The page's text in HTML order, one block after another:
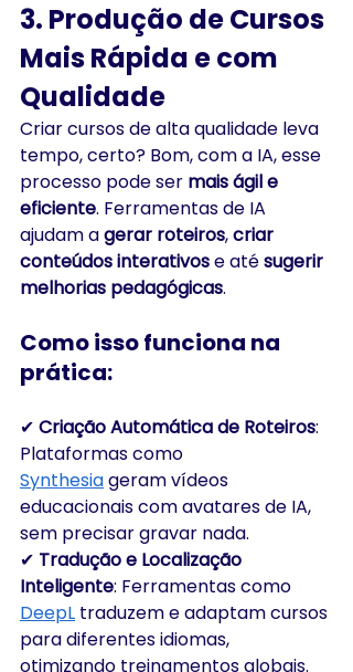
3. Produção de Cursos
Mais Rápida e com
Qualidade
Criar cursos de alta qualidade leva
tempo, certo? Bom, com a IA, esse
processo pode ser mais ágil e
eficiente. Ferramentas de IA
ajudam a gerar roteiros, criar
conteúdos interativos e até sugerir
melhorias pedagógicas.
Como isso funciona na
prática:
✔ Criação Automática de Roteiros:
Plataformas como
Synthesia geram vídeos
educacionais com avatares de IA,
sem precisar gravar nada.
✔ Tradução e Localização
Inteligente: Ferramentas como
DeepL traduzem e adaptam cursos
para diferentes idiomas,
otimizando treinamentos globais.